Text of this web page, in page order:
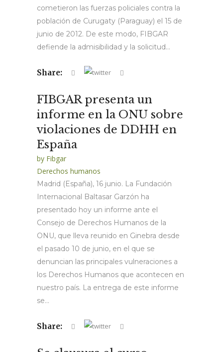
cometieron las fuerzas policiales contra la
población de Curugaty (Paraguay) el 15 de
junio de 2012. De este modo, FIBGAR
defiende la admisibilidad y la solicitud...
Share:
FIBGAR presenta un
informe en la ONU sobre
violaciones de DDHH en
España
by Fibgar
Derechos humanos
Madrid (España), 16 junio. La Fundación
Internacional Baltasar Garzón ha
presentado hoy un informe ante el
Consejo de Derechos Humanos de la
ONU, que lleva reunido en Ginebra desde
el pasado 10 de junio, en el que se
denuncian las principales vulneraciones a
los Derechos Humanos que acontecen en
nuestro país. La entrega de este informe
se...
Share: